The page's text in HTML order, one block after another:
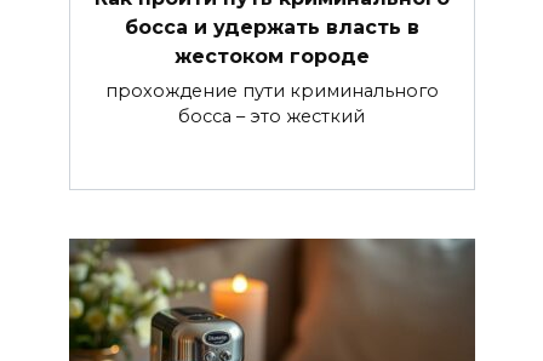
босса и удержать власть в
жестоком городе
прохождение пути криминального
босса – это жесткий